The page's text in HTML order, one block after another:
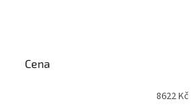
Cena
8622Kč